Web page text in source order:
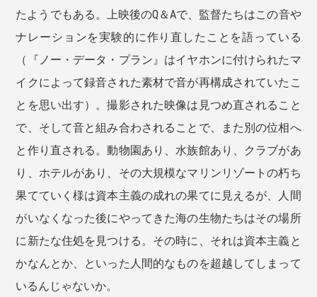
たようでもある。上映後のQ＆Aで、監督たちはこの音や
ナレーションを実験的に作り直したことを語っている
（『ノー・データ・プラン』はイヤホンに付けられたマ
イクによって録音された素材で音が再構成されていたこ
とを思い出す）。撮影された映像は見つめ直されること
で、そして音と組み合わされることで、また別の位相へ
と作り直される。動物園あり、水族館あり、クラブがあ
り、ホテルがあり、その大規模なマリンリゾートの朽ち
果てていく様は資本主義の成れの果てに見えるが、人間
がいなくなった後にやってきた海の生物たちはその場所
に新たな住処を見つける。その時に、それは資本主義と
かなんとか、といった人間的なものを超越してしまって
いるんじゃないか。